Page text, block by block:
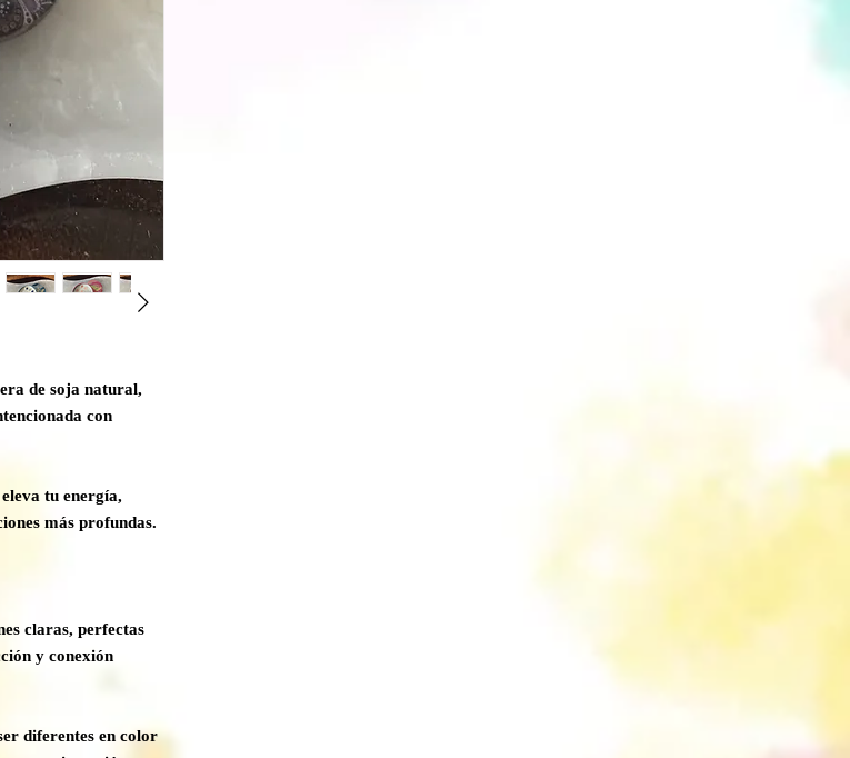
de soja natural,
con
tu energía,
más profundas.
claras, perfectas
y conexión
diferentes en color